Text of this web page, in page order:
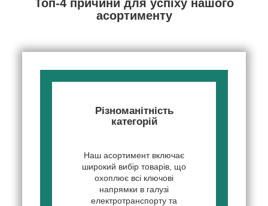
Топ-4 причини для успіху нашого
асортименту
Різноманітність
категорій
Наш асортимент включає
широкий вибір товарів, що
охоплює всі ключові
напрямки в галузі
електротранспорту та